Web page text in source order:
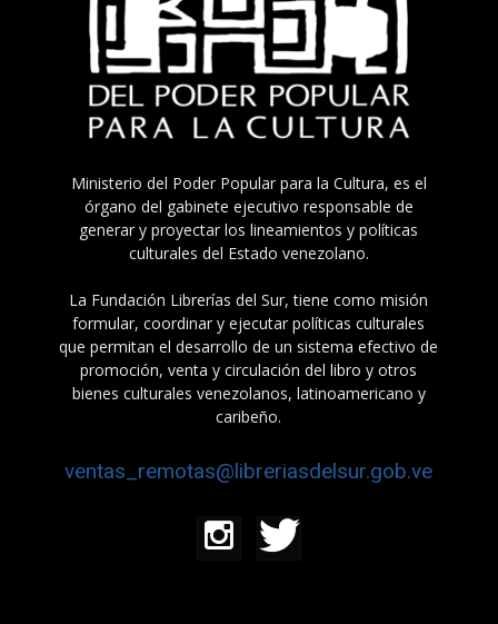
Ministerio del Poder Popular para la Cultura, es el
órgano del gabinete ejecutivo responsable de
generar y proyectar los lineamientos y políticas
culturales del Estado venezolano.
La Fundación Librerías del Sur, tiene como misión
formular, coordinar y ejecutar políticas culturales
que permitan el desarrollo de un sistema efectivo de
promoción, venta y circulación del libro y otros
bienes culturales venezolanos, latinoamericano y
caribeño.
ventas_remotas@libreriasdelsur.gob.ve